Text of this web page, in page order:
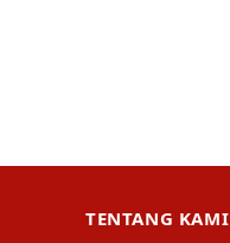
TENTANG KAMI